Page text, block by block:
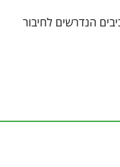
הנדרשים לחיבור